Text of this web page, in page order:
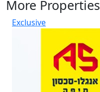
Exclusive